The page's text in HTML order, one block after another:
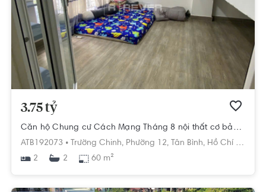
3.75 tỷ
Căn hộ Chung cư Cách Mạng Tháng 8 nội thất cơ bản diện tích 60m²
ATB192073 •
Trường Chinh, Phường 12, Tân Bình, Hồ Chí Minh
2
2 60 m²